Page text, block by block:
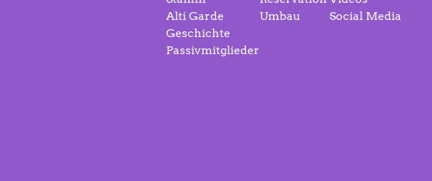
Alti Garde
Geschichte
Passivmitglieder
Umbau
Social Media